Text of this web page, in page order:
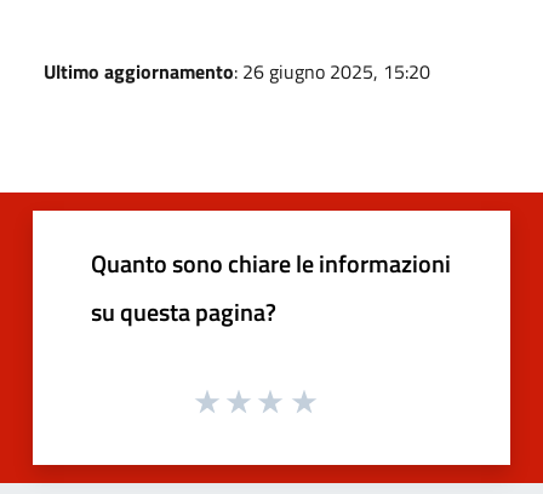
Ultimo aggiornamento: 26 giugno 2025, 15:20
Quanto sono chiare le informazioni
su questa pagina?